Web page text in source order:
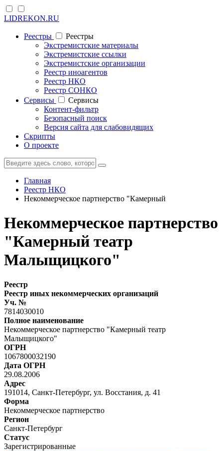
LIDREKON.RU
Реестры
Реестры
Экстремистские материалы
Экстремистские ссылки
Экстремистские организации
Реестр иноагентов
Реестр НКО
Реестр СОНКО
Cервисы
Cервисы
Контент-фильтр
Безопасный поиск
Версия сайта для слабовидящих
Скрипты
О проекте
Главная
Реестр НКО
Некоммерческое партнерство "Камерный
Некоммерческое партнерство
"Камерный театр
Малыщицкого"
Реестр
Реестр иных некоммерческих организаций
Уч. №
7814030010
Полное наименование
Некоммерческое партнерство "Камерный театр
Малыщицкого"
ОГРН
1067800032190
Дата ОГРН
29.08.2006
Адрес
191014, Санкт-Петербург, ул. Восстания, д. 41
Форма
Некоммерческое партнерство
Регион
Санкт-Петербург
Статус
Зарегистрированные